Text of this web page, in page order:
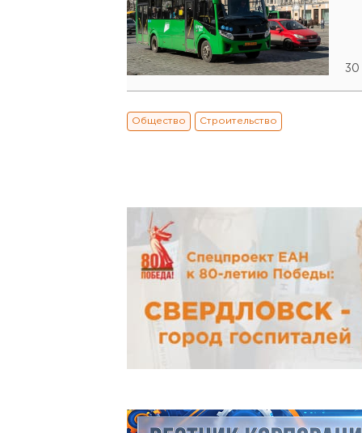
30
Общество Строительство